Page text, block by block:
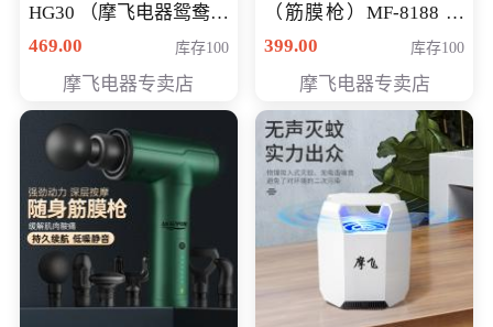
HG30 （摩飞电器鸳鸯锅
MF-HG30 ） 会员专享价
469.00 库存100
摩飞电器专卖店
（筋膜枪）MF-8188 会
员专享价268元
399.00 库存100
摩飞电器专卖店